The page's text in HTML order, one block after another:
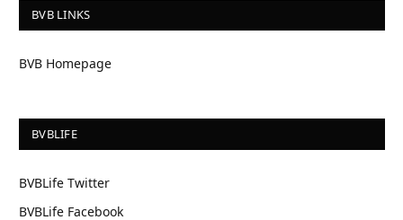
BVB LINKS
BVB Homepage
BVBLIFE
BVBLife Twitter
BVBLife Facebook